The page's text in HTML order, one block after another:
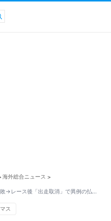
海外総合ニュース >
→レース後「出走取消」で異例の払…
ス